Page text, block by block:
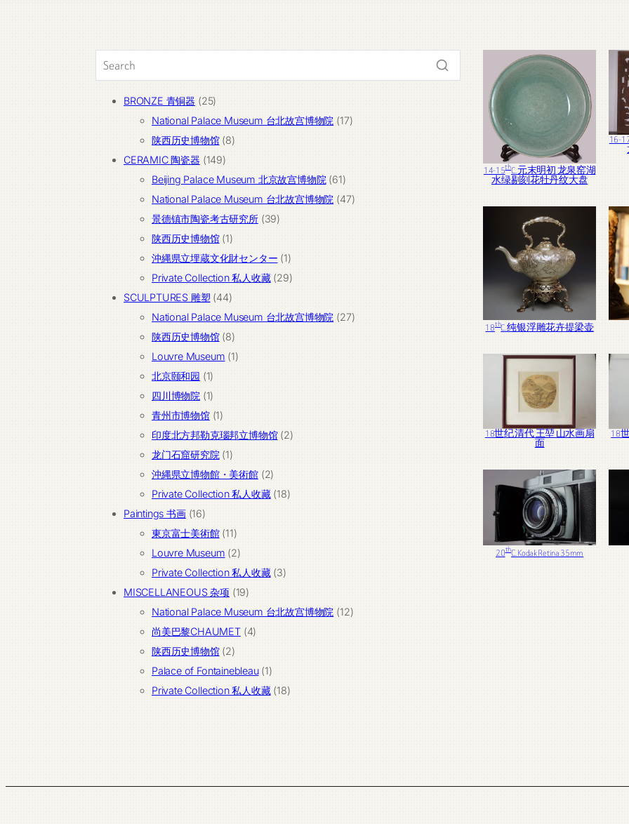
BRONZE 青铜器 2525
个
产
品
National Palace Museum 台北故宫博物院 1717
陕西历史博物馆 88
产
品
CERAMIC 陶瓷器 149149
个
产
品
Beijing Palace Museum 北京故宫博物院 6161
个
National Palace Museum 台北故宫博物院 4747
景德镇市陶瓷考古研究所 3939
产
品
陕西历史博物馆 11
个
产
品
沖縄県立埋蔵文化財センター 11
个
品
Private Collection 私人收藏 2929
产
SCULPTURES 雕塑 4444
个
产
品
National Palace Museum 台北故宫博物院 2727
陕西历史博物馆 88
个
Louvre Museum 11
北京颐和园 11
个
产
品
四川博物院 11
个
产
品
青州市博物馆 11
个
产
品
印度北方邦勒克瑙邦立博物馆 22
品
龙门石窟研究院 11
个
产
沖縄県立博物館・美術館 22
个
Private Collection 私人收藏 1818
Paintings 书画 1616
个
产
品
東京富士美術館 1111
个
产
品
Louvre Museum 22
个
产
品
Private Collection 私人收藏 33
产
MISCELLANEOUS 杂项 1919
个
产
National Palace Museum 台北故宫博物院 1212
尚美巴黎CHAUMET 44
产
品
陕西历史博物馆 22
个
产
Palace of Fontainebleau 11
个
Private Collection 私人收藏 1818
14-15thC. 元末明初 龙泉窑湖
水绿剔刻花牡丹纹大盘
16-
18thC. 纯银浮雕花卉提梁壶
18世纪 清代 王堃 山水画扇
面
18
20thC. Kodak Retina 35mm